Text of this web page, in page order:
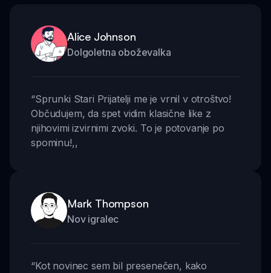
Alice Johnson
Dolgoletna oboževalka
“Sprunki Stari Prijatelji me je vrnil v otroštvo!
Občudujem, da spet vidim klasične like z
njihovimi izvirnimi zvoki. To je potovanje po
spominu!,,
Mark Thompson
Nov igralec
“Kot novinec sem bil presenečen, kako